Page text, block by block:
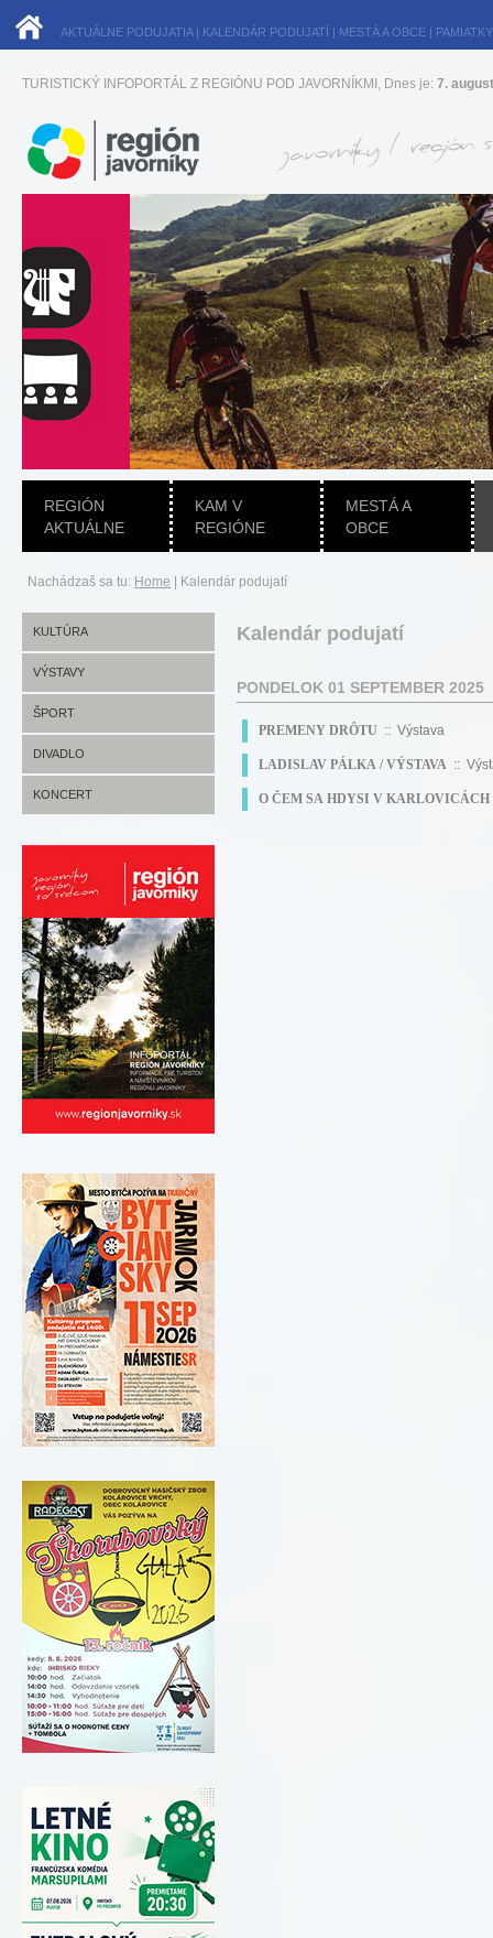
AKTUÁLNE PODUJATIA| KALENDÁR PODUJATÍ | MESTÁ A OBCE | PAMIATKY
TURISTICKÝ INFOPORTÁL Z REGIÓNU POD JAVORNÍKMI, Dnes je: 7.
REGIÓN
AKTUÁLNE
KAM V
REGIÓNE
MESTÁ A
OBCE
Nachádzaš sa tu: Home Kalendár podujatí
KULTÚRA
VÝSTAVY
ŠPORT
DIVADLO
KONCERT
Kalendár podujatí
PONDELOK 01 SEPTEMBER 2025
PREMENY DRÔTU :: Výstava
LADISLAV PÁLKA / VÝSTAVA ::
O ČEM SA HDYSI V